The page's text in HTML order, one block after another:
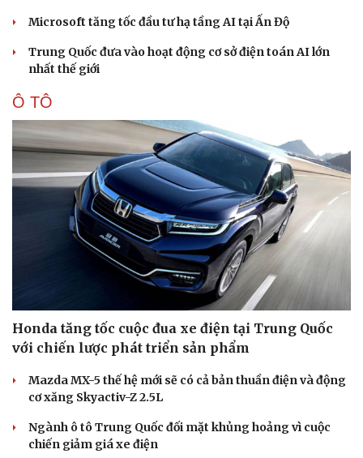
Âm nhạc
Sao Việt
Microsoft tăng tốc đầu tư hạ tầng AI tại Ấn Độ
Trung Quốc đưa vào hoạt động cơ sở điện toán AI lớn
nhất thế giới
Ô TÔ
Honda tăng tốc cuộc đua xe điện tại Trung Quốc
với chiến lược phát triển sản phẩm
Mazda MX-5 thế hệ mới sẽ có cả bản thuần điện và động
cơ xăng Skyactiv-Z 2.5L
Ngành ô tô Trung Quốc đối mặt khủng hoảng vì cuộc
chiến giảm giá xe điện